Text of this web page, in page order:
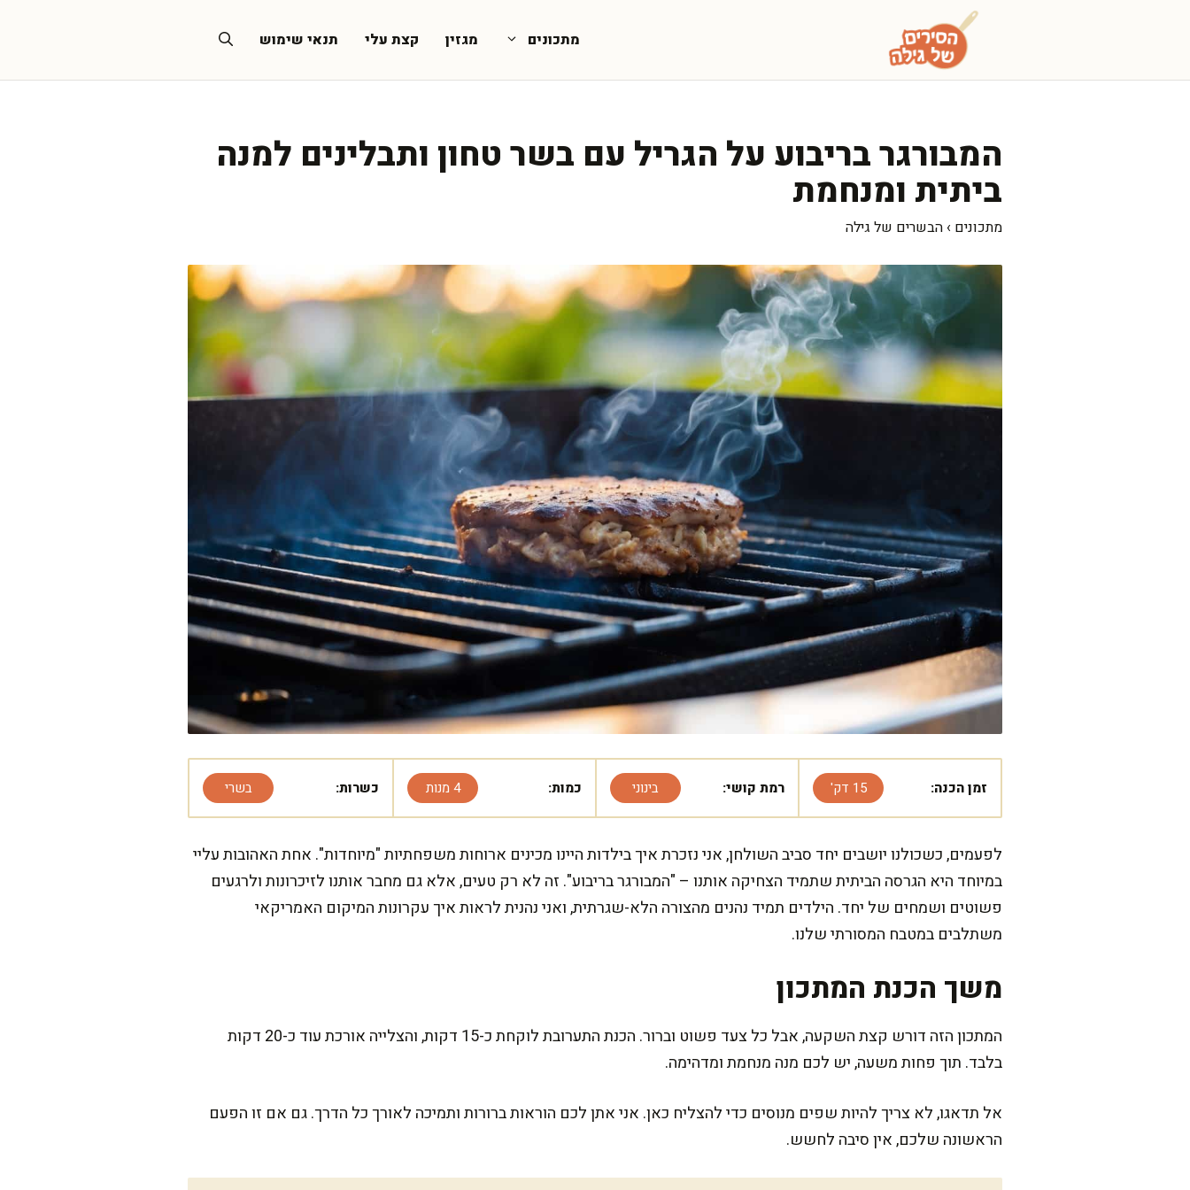
מתכונים מגזין קצת עלי תנאי שימוש
המבורגר בריבוע על הגריל עם בשר טחון ותבלינים למנה
ביתית ומנחמת
מתכונים › הבשרים של גילה
זמן הכנה: 15 דק' רמת קושי: בינוני כמות: 4 מנות כשרות: בשרי
לפעמים, כשכולנו יושבים יחד סביב השולחן, אני נזכרת איך בילדות היינו מכינים ארוחות משפחתיות "מיוחדות". אחת האהובות עליי
במיוחד היא הגרסה הביתית שתמיד הצחיקה אותנו – "המבורגר בריבוע". זה לא רק טעים, אלא גם מחבר אותנו לזיכרונות ולרגעים
פשוטים ושמחים של יחד. הילדים תמיד נהנים מהצורה הלא-שגרתית, ואני נהנית לראות איך עקרונות המיקום האמריקאי
משתלבים במטבח המסורתי שלנו.
משך הכנת המתכון
המתכון הזה דורש קצת השקעה, אבל כל צעד פשוט וברור. הכנת התערובת לוקחת כ-15 דקות, והצלייה אורכת עוד כ-20 דקות
בלבד. תוך פחות משעה, יש לכם מנה מנחמת ומדהימה.
אל תדאגו, לא צריך להיות שפים מנוסים כדי להצליח כאן. אני אתן לכם הוראות ברורות ותמיכה לאורך כל הדרך. גם אם זו הפעם
הראשונה שלכם, אין סיבה לחשש.